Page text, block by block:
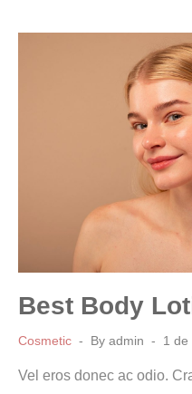
Best Body
Cosmetic By admin 1 de
Vel eros donec ac odio.